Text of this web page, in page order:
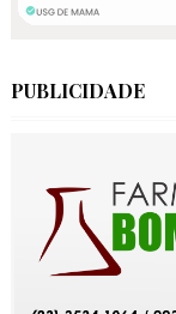
PUBLICIDADE